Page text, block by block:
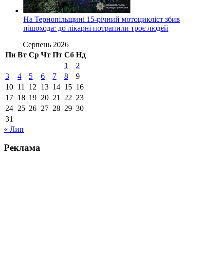
На Тернопільщині 15-річний мотоцикліст збив
пішохода: до лікарні потрапили троє людей
Серпень 2026
Пн Вт Ср Чт Пт Сб Нд
1
2
3
4 5 6 7 8
9
10 11 12 13 14 15 16
17 18 19 20 21 22 23
24 25 26 27 28 29 30
31
« Лип
Реклама